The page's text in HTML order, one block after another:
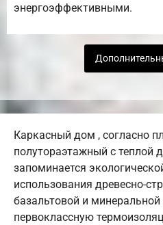
энергоэффективными.
Каркасный дом , согласно
полутораэтажный с теплой
запоминается
использования древесно-
базальтовой и
первоклассную